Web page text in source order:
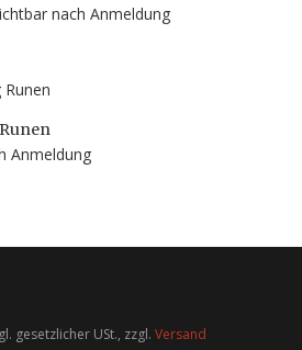
nach Anmeldung
Anmeldung
gesetzlicher USt., zzgl. Versand